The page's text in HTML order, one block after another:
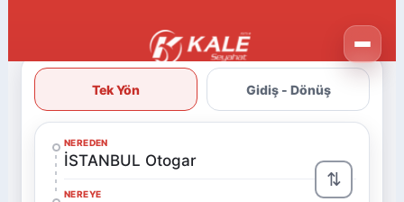
Tek Yön Gidiş - Dönüş
NEREDEN
İSTANBUL Otogar
NEREYE
⇅